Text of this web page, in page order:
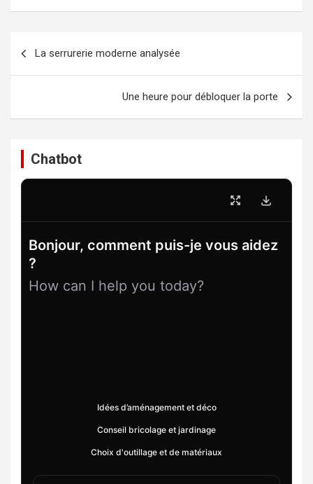
La serrurerie moderne analysée
Une heure pour débloquer la porte
Chatbot
Bonjour, comment puis-je vous aidez
?
How can I help you today?
Idées d’aménagement et déco
Conseil bricolage et jardinage
Choix d'outillage et de matériaux